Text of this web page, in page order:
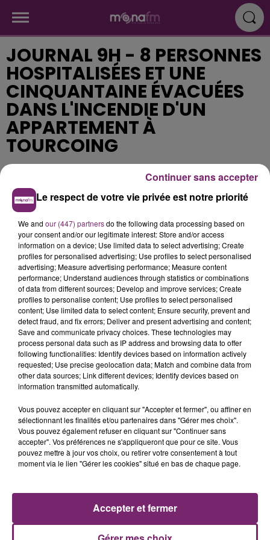
JOURNAL 9H - 8 PERSONNES
HOSPITALISÉES ET UNE
CINQUANTAINE ÉVACUÉES
DANS L'INCENDIE D'UN
APPARTEMENT À
TOURCOING
Publié : 11 mai 2017 à 9h26
PHOTOS PUBLICITÉ
Le respect de votre vie privée est notre priorité
We and our (447) partnersdo the following data processing based on
your consent and/or our legitimate interest: Store and/or access
information on a device; Use limited data to select advertising; Create
profiles for personalised advertising; Use profiles to select personalised
advertising; Measure advertising performance; Measure content
performance; Understand audiences through statistics or combinations
of data from different sources; Develop and improve services; Create
profiles to personalise content; Use profiles to select personalised
content; Use limited data to select content; Ensure security, prevent and
detect fraud, and fix errors; Deliver and present advertising and content;
Save and communicate privacy choices. These technologies may
process personal data such as IP address and browsing data to offer
following functionalities: Identify devices based on information actively
requested; Use precise geolocation data; Match and combine data from
other data sources; Link different devices; Identify devices based on
information transmitted automatically.
Vous pouvez accepter en cliquant sur "Accepter et fermer", ou affiner en
sélectionnant les finalités et/ou partenaires dans "Gérer mes choix".
Vous pouvez également refuser en cliquant sur "Continuer sans
accepter". Vos préférences ne s'appliqueront que pour ce site. Vous
pouvez mettre à jour vos choix, ou retirer votre consentement à tout
moment via le lien "Gérer les cookies" situé en bas de chaque page.
Accepter et fermer
Continuer sans accepter